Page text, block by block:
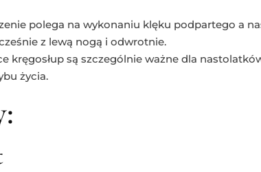
polega na wykonaniu klęku podpartego a
z lewą nogą i odwrotnie.
kręgosłup są szczególnie ważne dla
życia.